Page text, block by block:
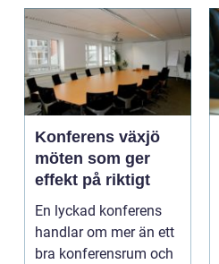
Konferens växjö
möten som ger
effekt på riktigt
En lyckad konferens
handlar om mer än ett
bra konferensrum och